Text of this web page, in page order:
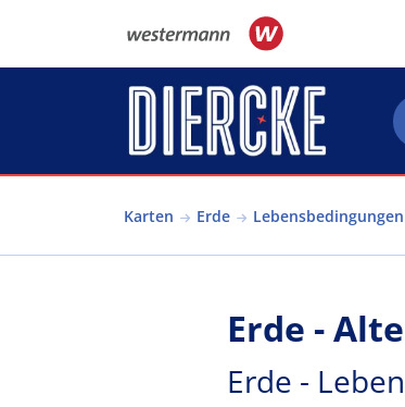
Karten Erde Lebensbedingungen
Erde -
Erde -